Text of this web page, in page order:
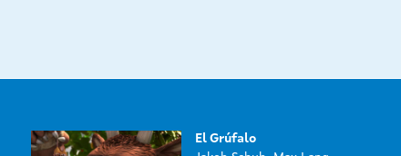
El Grúfalo